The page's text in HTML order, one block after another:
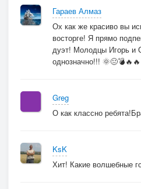
Гараев Алмаз
Ох как же красиво вы
восторге! Я прямо
дуэт! Молодцы Игорь и
однозначно!!!
Greg
О как классно
KsK
Хит! Какие волшебные